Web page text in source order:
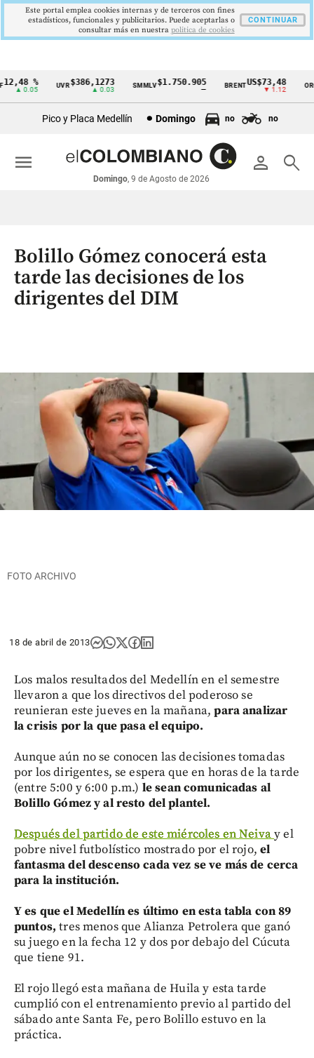
Cintillo
económicos
Colombia
%
▲ 0.05
UVR$386,1273
▲ 0.03
SMMLV$1.750.905 BRENTUS$73,48
▼ 1.12
ORO
Pico y Placa Medellín Domingo no no
person search
Domingo, 9 de Agosto de 2026
menu
Bolillo Gómez conocerá esta
tarde las decisiones de los
dirigentes del DIM
FOTO ARCHIVO
18 de abril de 2013
Los malos resultados del Medellín en el semestre
llevaron a que los directivos del poderoso se
reunieran este jueves en la mañana,para analizar
la crisis por la que pasa el equipo.
Aunque aún no se conocen las decisiones tomadas
por los dirigentes, se espera que en horas de la tarde
(entre 5:00 y 6:00 p.m.) le sean comunicadas al
Bolillo Gómez y al resto del plantel.
Después del partido de este miércoles en Neivay el
pobre nivel futbolístico mostrado por el rojo,el
fantasma del descenso cada vez se ve más de cerca
para la institución.
Y es que el Medellín es último en esta tabla con 89
puntos, tres menos que Alianza Petrolera que ganó
su juego en la fecha 12 y dos por debajo del Cúcuta
que tiene 91.
El rojo llegó esta mañana de Huila y esta tarde
cumplió con el entrenamiento previo al partido del
sábado ante Santa Fe, pero Bolillo estuvo en la
práctica.
Este portal emplea cookies internas y de terceros con fines
estadísticos, funcionales y publicitarios. Puede aceptarlas o
consultar más en nuestra politica de cookies
CONTINUAR